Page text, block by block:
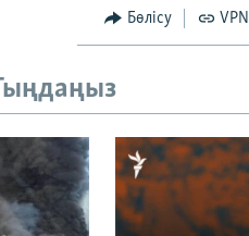
Бөлісу